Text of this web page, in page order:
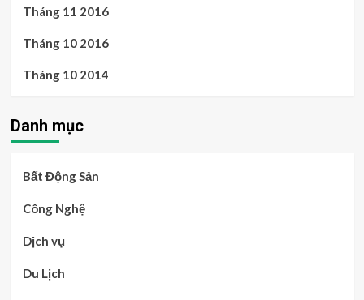
Tháng 11 2016
Tháng 10 2016
Tháng 10 2014
Danh mục
Bất Động Sản
Công Nghệ
Dịch vụ
Du Lịch